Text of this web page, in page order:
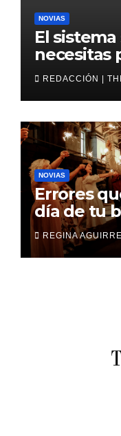
NOVIAS
El
necesitas
boda
REDACCIÓN |
NOVIAS
Errores
día de tu
REGINA